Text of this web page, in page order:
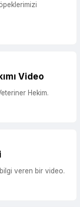
Video
Hekim.
veren bir video.